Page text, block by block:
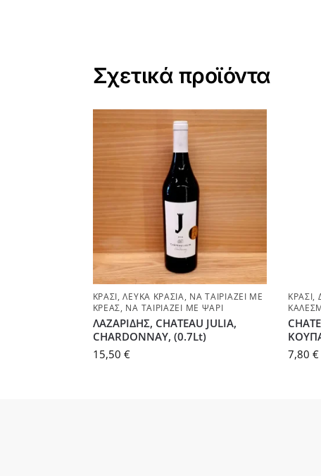
Σχετικά προϊόντα
ΚΡΑΣΊ ,ΛΕΥΚΆ ΚΡΑΣΙΆ
ΝΑ ΤΑΙΡΙΆΖΕΙ ΜΕ
ΚΡΈΑΣ ΝΑ ΤΑΙΡΙΆΖΕΙ ΜΕ ΨΆΡΙ
ΛΑΖΑΡΙΔΗΣ, CHATEAU JULIA,
CHARDONNAY, (0.7Lt)
15,50 €
ΚΡΑΣΊ
7,80 €